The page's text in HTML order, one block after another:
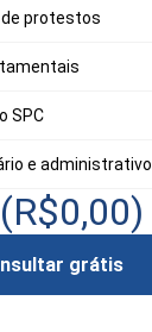
protestos
SPC
e administrativo
(R$0,00)
grátis